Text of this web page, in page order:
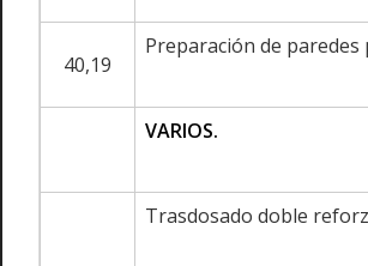
40,19
Preparación de
VARIOS.
Trasdosado doble